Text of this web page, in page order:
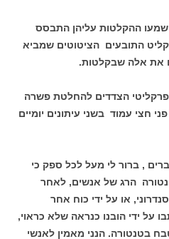
ההקלטות עליהן התבסס
התובעים הציטוטים שמביא
את אלה שבקלטות.
הצדדים להחלטת פשרה
חצי עמוד בשני עיתונים יומיים
, ברור לי מעל לכל ספק כי
הרג של אנשים, לאחר
או על ידי כוח אחר
על ידי הובנו כנראה שלא כראוי,
בטנטורה. הנני מאמין לאנשי